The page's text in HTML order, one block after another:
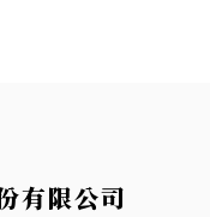
有限公司